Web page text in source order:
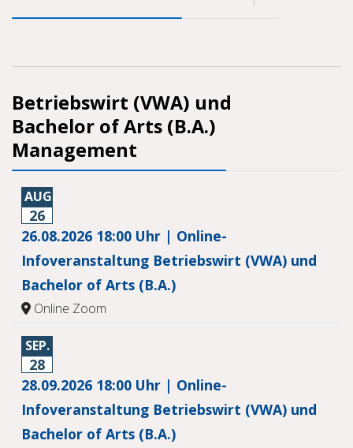
Betriebswirt (VWA) und
Bachelor of Arts (B.A.)
Management
AUG.
26
26.08.2026 18:00 Uhr | Online-
Infoveranstaltung Betriebswirt (VWA) und
Bachelor of Arts (B.A.)
Online Zoom
SEP.
28
28.09.2026 18:00 Uhr | Online-
Infoveranstaltung Betriebswirt (VWA) und
Bachelor of Arts (B.A.)